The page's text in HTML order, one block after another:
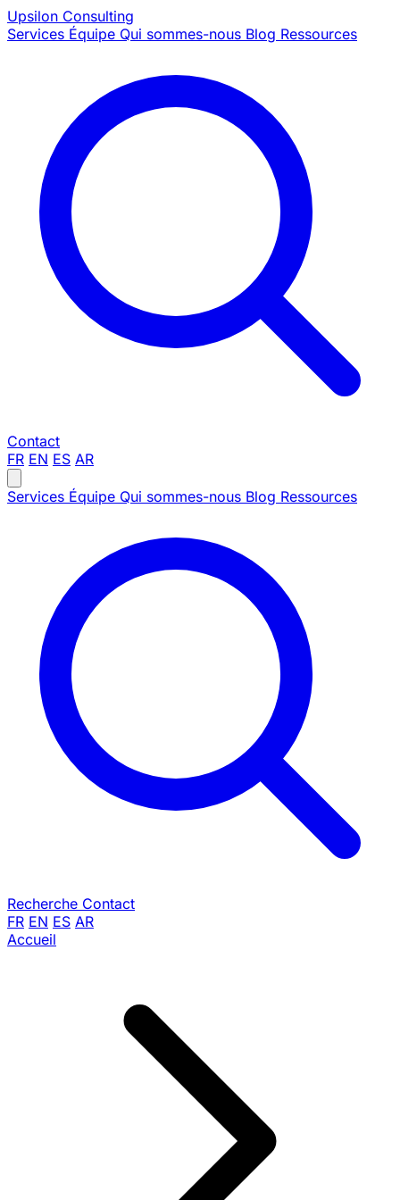
Upsilon Consulting
Services Équipe Qui sommes-nous Blog Ressources
Contact
FR EN ES AR
Services Équipe Qui sommes-nous Blog Ressources
Recherche Contact
FR EN ES AR
Accueil